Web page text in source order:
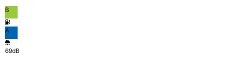
B
A
69dB